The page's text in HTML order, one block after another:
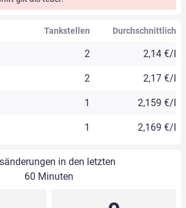
Tankstellen Durchschnittlich
2 2,14 €/l
2 2,17 €/l
1 2,159 €/l
1 2,169 €/l
in den letzten
60 Minuten